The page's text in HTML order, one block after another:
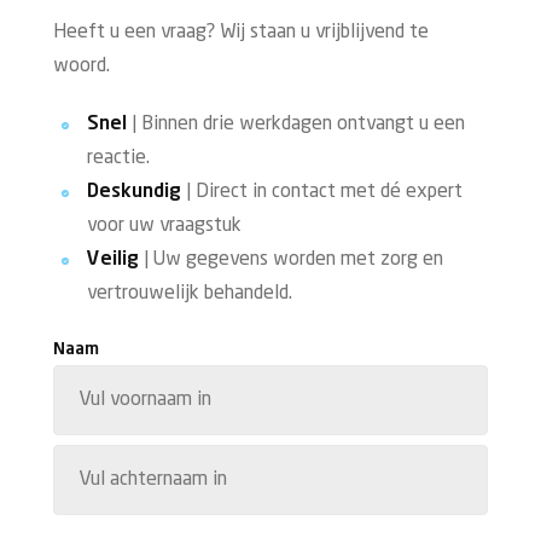
Heeft u een vraag? Wij staan u vrijblijvend te
woord.
Snel
| Binnen drie werkdagen ontvangt u een
reactie.
Deskundig | Direct in contact met dé expert
voor uw vraagstuk
Veilig | Uw gegevens worden met zorg en
vertrouwelijk behandeld.
Naam